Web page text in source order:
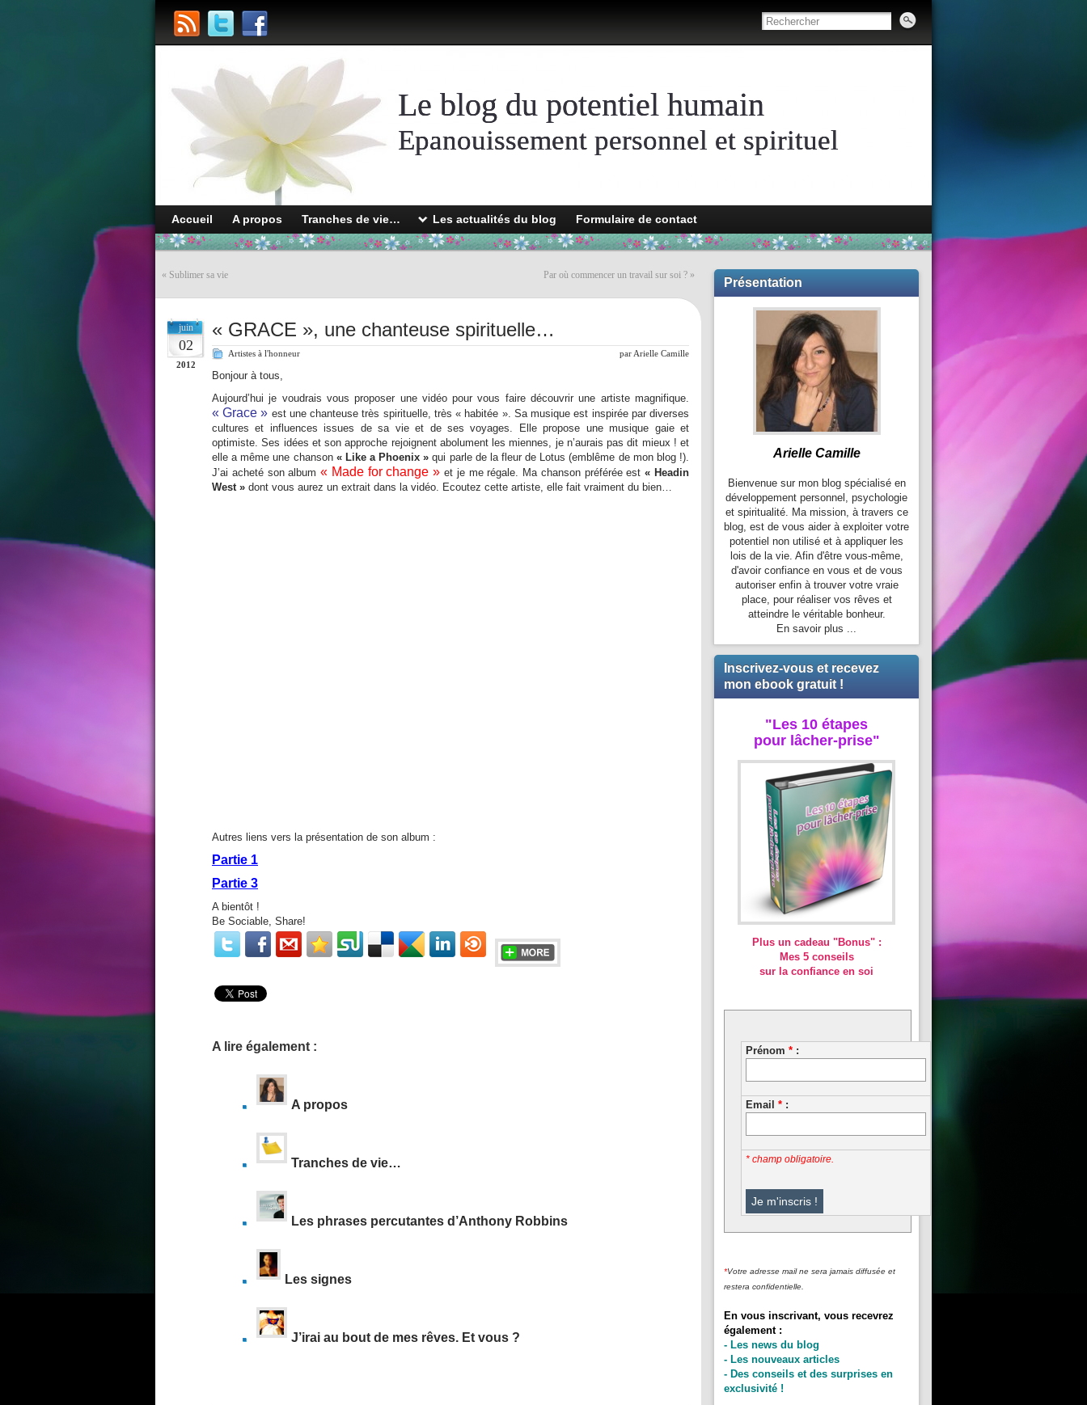
Le blog du potentiel humain
Epanouissement personnel et spirituel
Accueil A propos Tranches de vie… Les actualités du blog Formulaire de contact
« Sublimer sa vie Par où commencer un travail sur soi ? »
juin
02
2012
« GRACE », une chanteuse spirituelle…
Artistes à l'honneur par Arielle Camille
Bonjour à tous,
Aujourd’hui je voudrais vous proposer une vidéo pour vous faire découvrir une artiste magnifique.
« Grace » est une chanteuse très spirituelle, très « habitée ». Sa musique est inspirée par diverses
cultures et influences issues de sa vie et de ses voyages. Elle propose une musique gaie et
optimiste. Ses idées et son approche rejoignent abolument les miennes, je n’aurais pas dit mieux ! et
elle a même une chanson « Like a Phoenix » qui parle de la fleur de Lotus (emblême de mon blog !).
J’ai acheté son album« Made for change » et je me régale. Ma chanson préférée est« Headin
West » dont vous aurez un extrait dans la vidéo. Ecoutez cette artiste, elle fait vraiment du bien…
Autres liens vers la présentation de son album :
Partie 1
Partie 3
A bientôt !
Be Sociable, Share!
A lire également :
A propos
Tranches de vie…
Les phrases percutantes d’Anthony Robbins
Les signes
J’irai au bout de mes rêves. Et vous ?
Présentation
Arielle Camille
Bienvenue sur mon blog spécialisé en
développement personnel, psychologie
et spiritualité. Ma mission, à travers ce
blog, est de vous aider à exploiter votre
potentiel non utilisé et à appliquer les
lois de la vie. Afin d'être vous-même,
d'avoir confiance en vous et de vous
autoriser enfin à trouver votre vraie
place, pour réaliser vos rêves et
atteindre le véritable bonheur.
En savoir plus ...
Inscrivez-vous et recevez
mon ebook gratuit !
"Les 10 étapes
pour lâcher-prise"
Plus un cadeau "Bonus" :
Mes 5 conseils
sur la confiance en soi
Prénom * :
Email * :
* champ obligatoire.
*Votre adresse mail ne sera jamais diffusée et
restera confidentielle.
En vous inscrivant, vous recevrez
également :
- Les news du blog
- Les nouveaux articles
- Des conseils et des surprises en
exclusivité !